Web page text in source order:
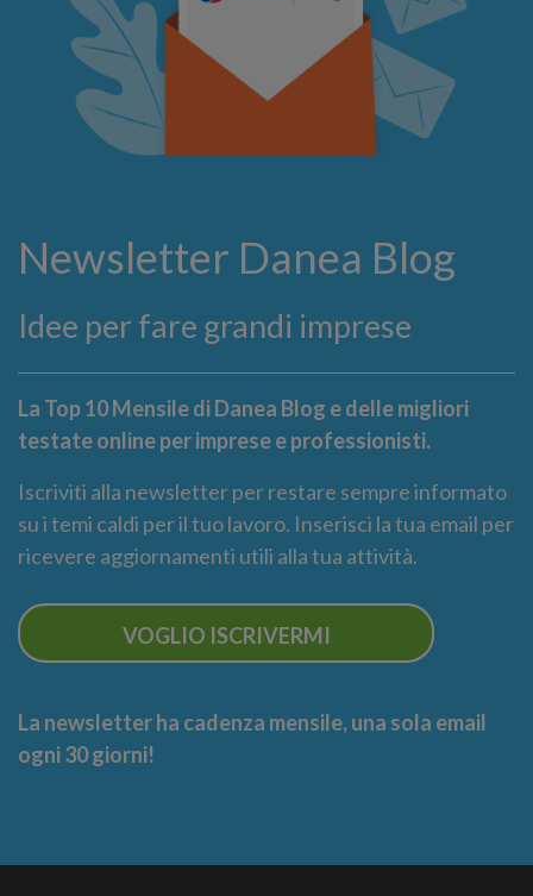
Newsletter Danea Blog
Idee per fare grandi imprese
La Top 10 Mensile di Danea Blog e delle migliori
testate online per imprese e professionisti.
Iscriviti alla newsletter per restare sempre informato
su i temi caldi per il tuo lavoro. Inserisci la tua email per
ricevere aggiornamenti utili alla tua attività.
VOGLIO ISCRIVERMI
La newsletter ha cadenza mensile, una sola email
ogni 30 giorni!